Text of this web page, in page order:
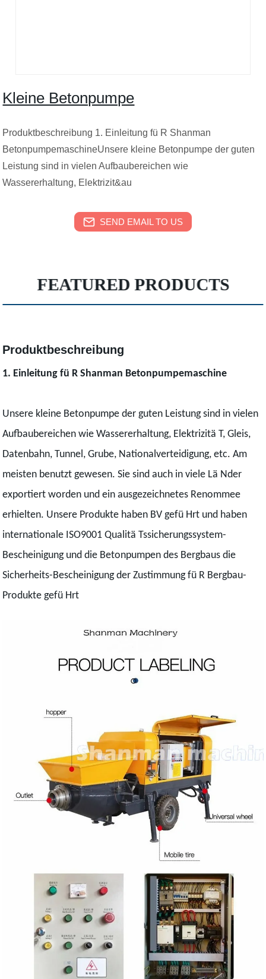
Kleine Betonpumpe
Produktbeschreibung 1. Einleitung fü R Shanman
BetonpumpemaschineUnsere kleine Betonpumpe der guten
Leistung sind in vielen Aufbaubereichen wie
Wassererhaltung, Elektrizit&au
SEND EMAIL TO US
FEATURED PRODUCTS
Produktbeschreibung
1. Einleitung fü R Shanman Betonpumpemaschine
Unsere kleine Betonpumpe der guten Leistung sind in vielen
Aufbaubereichen wie Wassererhaltung, Elektrizitä T, Gleis,
Datenbahn, Tunnel, Grube, Nationalverteidigung, etc. Am
meisten benutzt gewesen. Sie sind auch in viele Lä Nder
exportiert worden und ein ausgezeichnetes Renommee
erhielten. Unsere Produkte haben BV gefü Hrt und haben
internationale ISO9001 Qualitä Tssicherungssystem-
Bescheinigung und die Betonpumpen des Bergbaus die
Sicherheits-Bescheinigung der Zustimmung fü R Bergbau-
Produkte gefü Hrt